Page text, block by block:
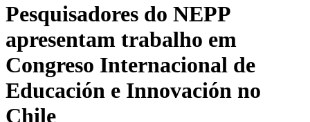
Pesquisadores do NEPP
apresentam trabalho em
Congreso Internacional de
Educación e Innovación no
Chile